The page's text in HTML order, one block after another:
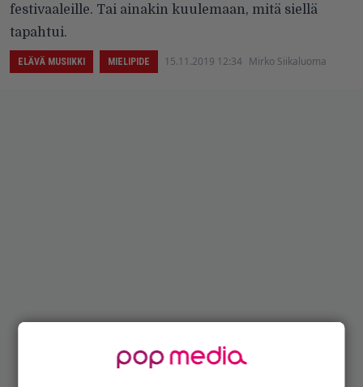
festivaaleille. Tai ainakin kuulemaan, mitä siellä
tapahtui.
ELÄVÄ MUSIIKKI MIELIPIDE 15.11.2019 12:34 Mirko Siikaluoma